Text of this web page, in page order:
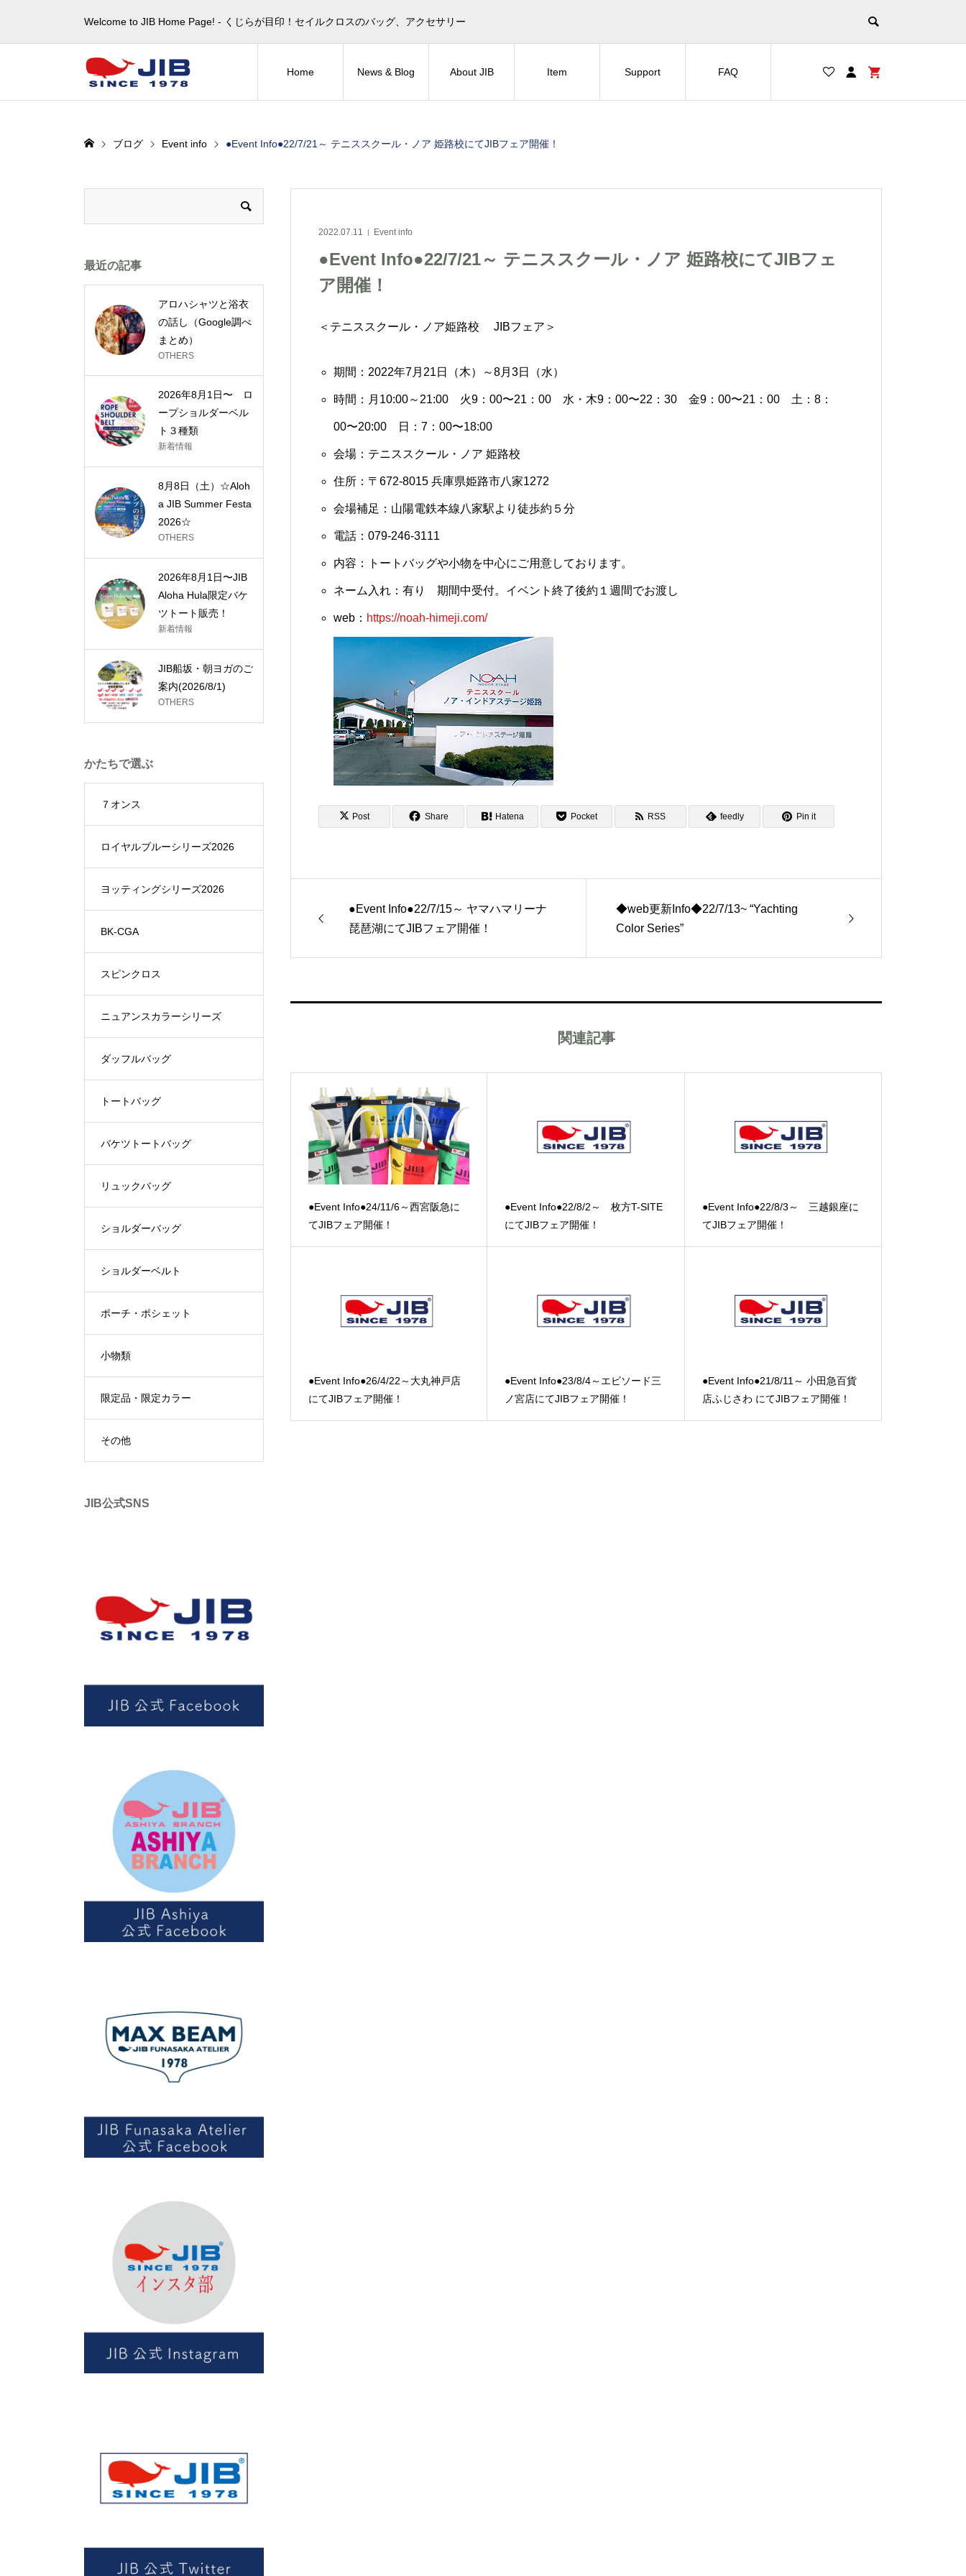
Welcome to JIB Home Page! ‐ くじらが目印！セイルクロスのバッグ、アクセサリー
Home News & Blog About JIB Item Support FAQ
ブログ Event info ●Event Info●22/7/21～ テニススクール・ノア 姫路校にてJIBフェア開催！
2022.07.11 Event info
●Event Info●22/7/21～ テニススクール・ノア 姫路校にてJIBフェ
ア開催！
＜テニススクール・ノア姫路校 JIBフェア＞
期間：2022年7月21日（木）～8月3日（水）
時間：月10:00～21:00 火9：00〜21：00 水・木9：00〜22：30 金9：00〜21：00 土：8：
00〜20:00 日：7：00〜18:00
会場：テニススクール・ノア 姫路校
住所：〒672-8015 兵庫県姫路市八家1272
会場補足：山陽電鉄本線八家駅より徒歩約５分
電話：079-246-3111
内容：トートバッグや小物を中心にご用意しております。
ネーム入れ：有り 期間中受付。イベント終了後約１週間でお渡し
web： https://noah-himeji.com/
Post Share Hatena Pocket RSS feedly Pin it
●Event Info●22/7/15～ ヤマハマリーナ
琵琶湖にてJIBフェア開催！
◆web更新Info◆22/7/13~ “Yachting
Color Series”
関連記事
●Event Info●24/11/6～西宮阪急に
てJIBフェア開催！
●Event Info●22/8/2～ 枚方T-SITE
にてJIBフェア開催！
●Event Info●22/8/3～ 三越銀座に
てJIBフェア開催！
●Event Info●26/4/22～大丸神戸店
にてJIBフェア開催！
●Event Info●23/8/4～エピソード三
ノ宮店にてJIBフェア開催！
●Event Info●21/8/11～ 小田急百貨
店ふじさわ にてJIBフェア開催！
最近の記事
アロハシャツと浴衣
の話し（Google調べ
まとめ）
OTHERS
2026年8月1日〜 ロ
ープショルダーベル
ト３種類
新着情報
8月8日（土）☆Aloh
a JIB Summer Festa
2026☆
OTHERS
2026年8月1日〜JIB
Aloha Hula限定バケ
ツトート販売！
新着情報
JIB船坂・朝ヨガのご
案内(2026/8/1)
OTHERS
かたちで選ぶ
７オンス
ロイヤルブルーシリーズ2026
ヨッティングシリーズ2026
BK-CGA
スピンクロス
ニュアンスカラーシリーズ
ダッフルバッグ
トートバッグ
バケツトートバッグ
リュックバッグ
ショルダーバッグ
ショルダーベルト
ポーチ・ポシェット
小物類
限定品・限定カラー
その他
JIB公式SNS